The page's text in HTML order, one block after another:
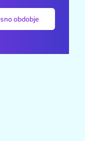
obdobje